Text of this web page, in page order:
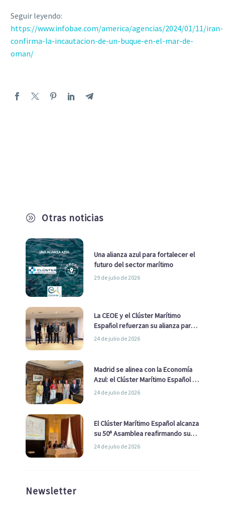
A Otras noticias
Una alianza azul para fortalecer el
futuro del sector marítimo
29 de julio de 2026
La CEOE y el Clúster Marítimo
Español refuerzan su alianza para
impulsar una estrategia Nacional
24 de julio de 2026
Madrid se alinea con la Economía
Azul: el Clúster Marítimo Español y
la Real Liga Naval avanzan alianzas
24 de julio de 2026
El Clúster Marítimo Español alcanza
su 50ª Asamblea reafirmando su
liderazgo en la Economía Azul
24 de julio de 2026
Newsletter
Seguir leyendo:
https://www.infobae.com/america/agencias/2024/01/11/iran-
confirma-la-incautacion-de-un-buque-en-el-mar-de-
oman/